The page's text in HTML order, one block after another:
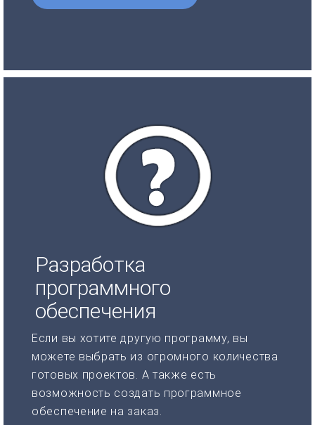
Разработка
программного
обеспечения
Если вы хотите другую программу, вы
можете выбрать из огромного количества
готовых проектов. А также есть
возможность создать программное
обеспечение на заказ.